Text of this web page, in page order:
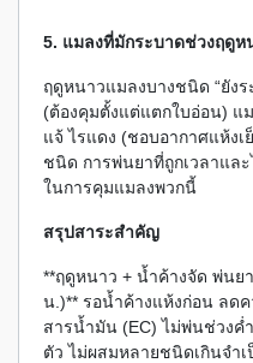
5. แมลงที่มักระบาดช่วงฤดู
ฤดูหนาวแมลงบางชนิด “ยัง
(ต้องคุมตั้งแต่แตกใบอ่อน) แ
แจ้ ไรแดง (ชอบอากาศแห้ง
ชนิด การพ่นยาที่ถูกเวลาแล
ในการคุมแมลงพวกนี้
สรุปสาระสำคัญ
**ฤดูหนาว + น้ำค้างจัด พ่นย
น.)** รอน้ำค้างแห้งก่อน ลด
สารน้ำมัน (EC) ไม่พ่นช่วง
ตัว ไม่ผสมหลายชนิดเกินจำ